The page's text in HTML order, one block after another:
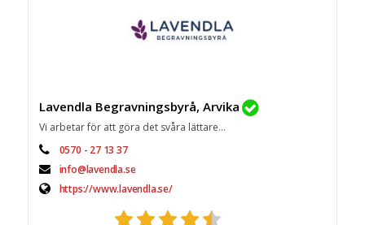
Lavendla Begravningsbyrå, Arvika
Vi arbetar för att göra det svåra lättare...
0570 - 27 13 37
info@lavendla.se
https://www.lavendla.se/